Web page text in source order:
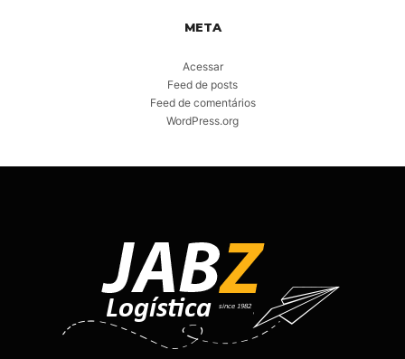
META
Acessar
Feed de posts
Feed de comentários
WordPress.org